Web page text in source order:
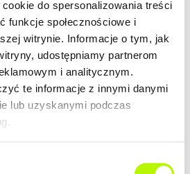
do spersonalizowania treści
funkcje społecznościowe i
witrynie. Informacje o tym, jak
udostępniamy partnerom
i analitycznym.
te informacje z innymi danymi
lub uzyskanymi podczas